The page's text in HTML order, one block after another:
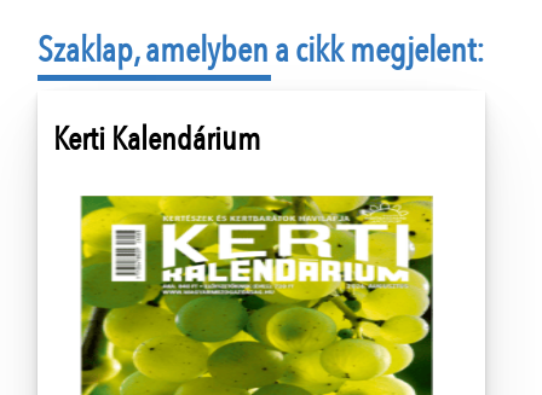
Szaklap, amelyben a cikk megjelent:
Kerti Kalendárium